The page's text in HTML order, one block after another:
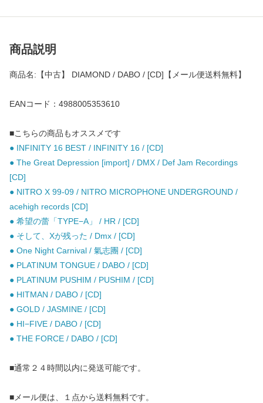
商品説明
商品名:【中古】 DIAMOND / DABO / [CD]【メール便送料無料】
EANコード：4988005353610
■こちらの商品もオススメです
● INFINITY 16 BEST / INFINITY 16 / [CD]
● The Great Depression [import] / DMX / Def Jam Recordings
[CD]
● NITRO X 99-09 / NITRO MICROPHONE UNDERGROUND /
acehigh records [CD]
● 希望の蕾「TYPE−A」 / HR / [CD]
● そして、Xが残った / Dmx / [CD]
● One Night Carnival / 氣志團 / [CD]
● PLATINUM TONGUE / DABO / [CD]
● PLATINUM PUSHIM / PUSHIM / [CD]
● HITMAN / DABO / [CD]
● GOLD / JASMINE / [CD]
● HI−FIVE / DABO / [CD]
● THE FORCE / DABO / [CD]
■通常２４時間以内に発送可能です。
■メール便は、１点から送料無料です。